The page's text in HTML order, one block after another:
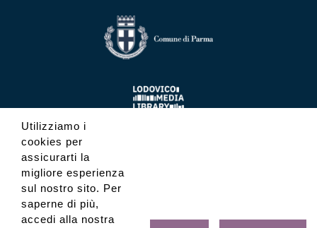
Utilizziamo i
cookies per
assicurarti la
migliore esperienza
sul nostro sito. Per
saperne di più,
accedi alla nostra